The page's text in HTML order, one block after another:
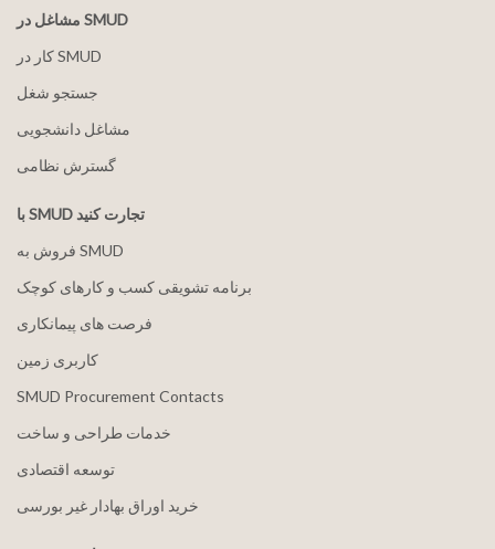
مشاغل در SMUD
کار در SMUD
جستجو شغل
مشاغل دانشجویی
گسترش نظامی
با SMUD تجارت کنید
فروش به SMUD
برنامه تشویقی کسب و کارهای کوچک
فرصت های پیمانکاری
کاربری زمین
SMUD Procurement Contacts
خدمات طراحی و ساخت
توسعه اقتصادی
خرید اوراق بهادار غیر بورسی